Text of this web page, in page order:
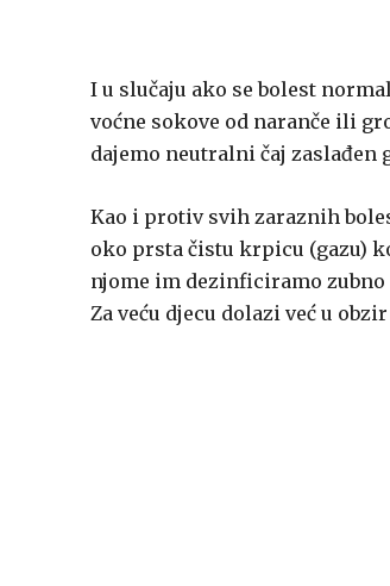
I u slučaju ako se bolest
voćne sokove od naranče ili
dajemo neutralni čaj zaslađen
Kao i protiv svih zaraznih
oko prsta čistu krpicu (gazu)
njome im dezinficiramo
Za veću djecu dolazi već u